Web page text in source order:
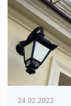
24.02.2022